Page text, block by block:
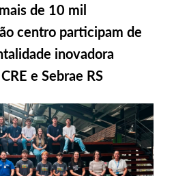
de 10 mil
centro participam de
inovadora
e Sebrae RS